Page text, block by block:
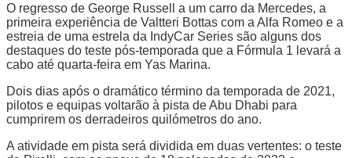
O regresso de George Russell a um carro da Mercedes, a
primeira experiência de Valtteri Bottas com a Alfa Romeo e a
estreia de uma estrela da IndyCar Series são alguns dos
destaques do teste pós-temporada que a Fórmula 1 levará a
cabo até quarta-feira em Yas Marina.
Dois dias após o dramático término da temporada de 2021,
pilotos e equipas voltarão à pista de Abu Dhabi para
cumprirem os derradeiros quilómetros do ano.
A atividade em pista será dividida em duas vertentes: o teste